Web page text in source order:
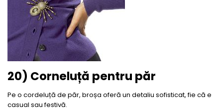
20) Corneluță pentru păr
Pe o cordeluță de păr, broșa oferă un detaliu sofisticat, fie că e
casual sau festivă.